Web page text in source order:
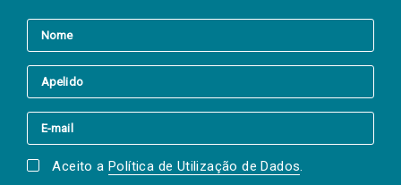
Aceito a Política de Utilização de Dados.